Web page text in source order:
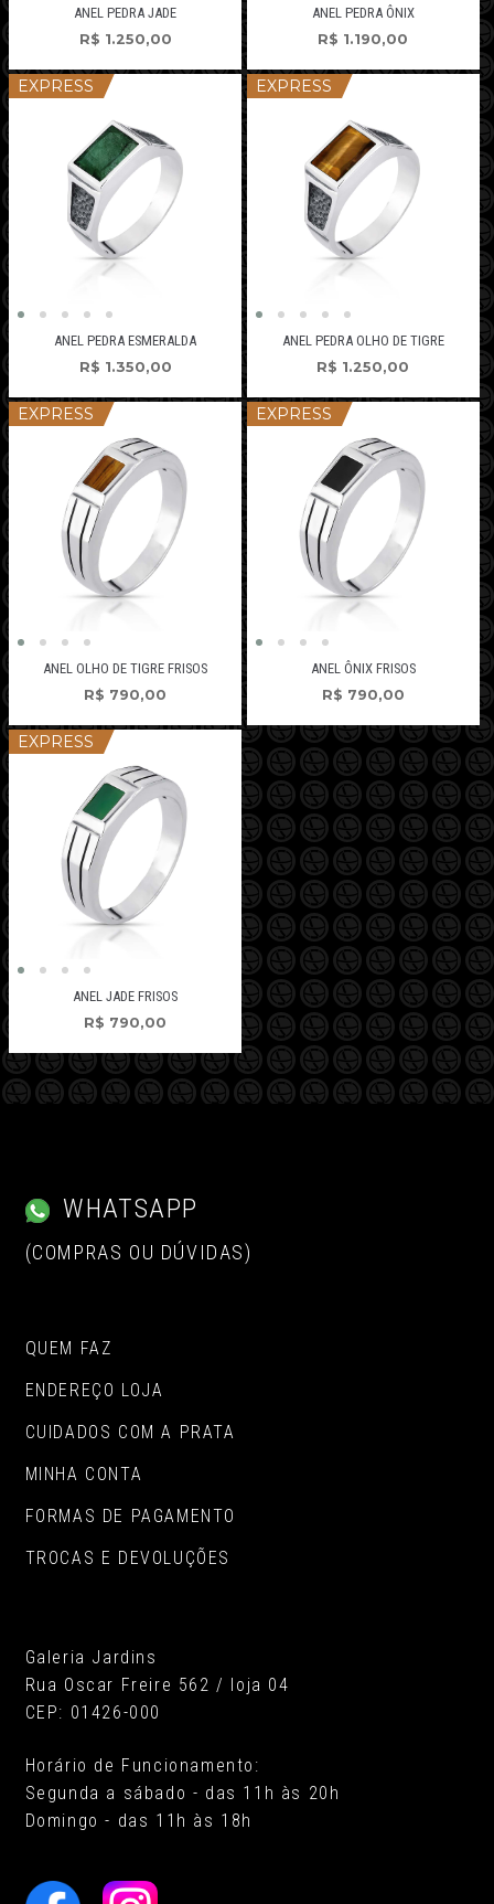
ANEL PEDRA JADE
R$ 1.250,00
ANEL PEDRA ÔNIX
R$ 1.190,00
EXPRESS
ANEL PEDRA ESMERALDA
R$ 1.350,00
EXPRESS
ANEL PEDRA OLHO DE TIGRE
R$ 1.250,00
EXPRESS
ANEL OLHO DE TIGRE FRISOS
R$ 790,00
EXPRESS
ANEL ÔNIX FRISOS
R$ 790,00
EXPRESS
ANEL JADE FRISOS
R$ 790,00
WHATSAPP
(COMPRAS OU DÚVIDAS)
QUEM FAZ
ENDEREÇO LOJA
CUIDADOS COM A PRATA
MINHA CONTA
FORMAS DE PAGAMENTO
TROCAS E DEVOLUÇÕES
Galeria Jardins
Rua Oscar Freire 562 / loja 04
CEP: 01426-000
Horário de Funcionamento:
Segunda a sábado - das 11h às 20h
Domingo - das 11h às 18h